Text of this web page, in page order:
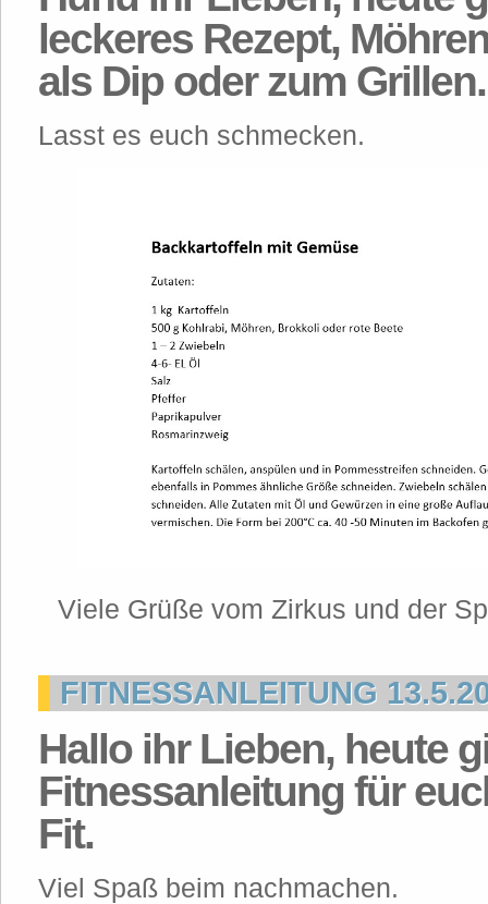
leckeres Rezept,
als Dip oder zum Grillen.
Lasst es euch schmecken.
Viele Grüße vom Zirkus und der
FITNESSANLEITUNG
Hallo ihr Lieben, heute
Fitnessanleitung für
Fit.
Viel Spaß beim nachmachen.